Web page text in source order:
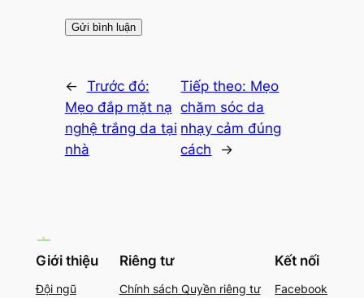
← Trước đó:
Mẹo đắp mặt nạ
nghệ trắng da tại
nhà
Tiếp theo: Mẹo
chăm sóc da
nhạy cảm đúng
cách
→
Giới thiệu
Đội ngũ
Riêng tư
Chính sách Quyền riêng tư
Kết nối
Facebook